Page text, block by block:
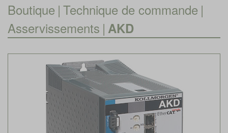
Boutique | Technique de commande |
Asservissements | AKD